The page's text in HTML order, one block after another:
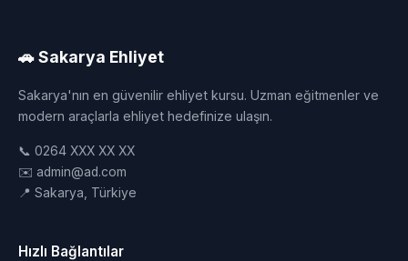
🚗 Sakarya Ehliyet
Sakarya'nın en güvenilir ehliyet kursu. Uzman eğitmenler ve
modern araçlarla ehliyet hedefinize ulaşın.
📞 0264 XXX XX XX
✉️ admin@ad.com
📍 Sakarya, Türkiye
Hızlı Bağlantılar